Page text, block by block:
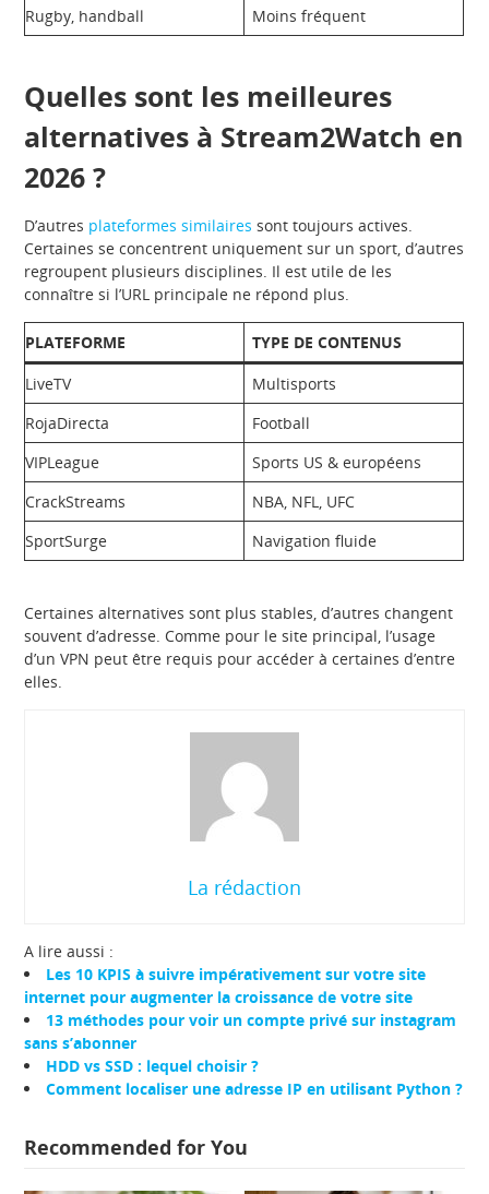
Rugby, handball Moins fréquent
Quelles sont les meilleures
alternatives à Stream2Watch en
2026 ?
D’autres plateformes similaires sont toujours actives.
Certaines se concentrent uniquement sur un sport, d’autres
regroupent plusieurs disciplines. Il est utile de les
connaître si l’URL principale ne répond plus.
PLATEFORME
TYPE DE CONTENUS
LiveTV
Multisports
RojaDirecta
Football
VIPLeague
Sports US & européens
CrackStreams
NBA, NFL, UFC
SportSurge
Navigation fluide
Certaines alternatives sont plus stables, d’autres changent
souvent d’adresse. Comme pour le site principal, l’usage
d’un VPN peut être requis pour accéder à certaines d’entre
elles.
La rédaction
A lire aussi :
Les 10 KPIS à suivre impérativement sur votre site
internet pour augmenter la croissance de votre site
13 méthodes pour voir un compte privé sur instagram
sans s’abonner
HDD vs SSD : lequel choisir ?
Comment localiser une adresse IP en utilisant Python ?
Recommended for You